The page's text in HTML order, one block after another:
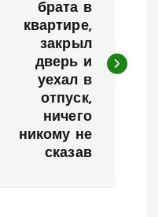
брата в
квартире,
закрыл
дверь и
уехал в
отпуск,
ничего
никому не
сказав